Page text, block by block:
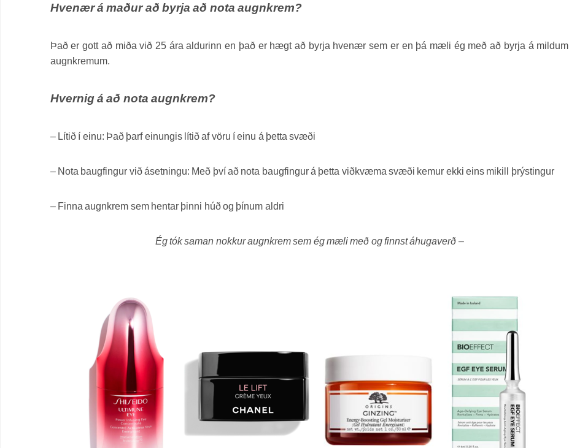
Hvenær á maður að byrja að nota augnkrem?
Það er gott að miða við 25 ára aldurinn en það er hægt að byrja hvenær sem er en þá mæli ég með að byrja á mildum
augnkremum.
Hvernig á að nota augnkrem?
– Lítið í einu: Það þarf einungis lítið af vöru í einu á þetta svæði
– Nota baugfingur við ásetningu: Með því að nota baugfingur á þetta viðkvæma svæði kemur ekki eins mikill þrýstingur
– Finna augnkrem sem hentar þinni húð og þínum aldri
Ég tók saman nokkur augnkrem sem ég mæli með og finnst áhugaverð –